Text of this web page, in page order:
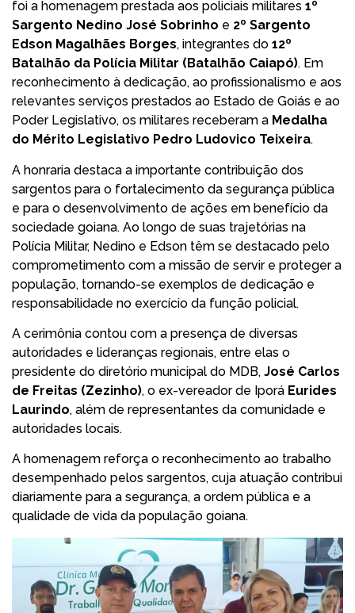
foi a homenagem prestada aos policiais militares 1º
Sargento Nedino José Sobrinho e 2º Sargento
Edson Magalhães Borges, integrantes do 12º
Batalhão da Polícia Militar (Batalhão Caiapó). Em
reconhecimento à dedicação, ao profissionalismo e aos
relevantes serviços prestados ao Estado de Goiás e ao
Poder Legislativo, os militares receberam a Medalha
do Mérito Legislativo Pedro Ludovico Teixeira.
A honraria destaca a importante contribuição dos
sargentos para o fortalecimento da segurança pública
e para o desenvolvimento de ações em benefício da
sociedade goiana. Ao longo de suas trajetórias na
Polícia Militar, Nedino e Edson têm se destacado pelo
comprometimento com a missão de servir e proteger a
população, tornando-se exemplos de dedicação e
responsabilidade no exercício da função policial.
A cerimônia contou com a presença de diversas
autoridades e lideranças regionais, entre elas o
presidente do diretório municipal do MDB, José Carlos
de Freitas (Zezinho), o ex-vereador de Iporá Eurides
Laurindo, além de representantes da comunidade e
autoridades locais.
A homenagem reforça o reconhecimento ao trabalho
desempenhado pelos sargentos, cuja atuação contribui
diariamente para a segurança, a ordem pública e a
qualidade de vida da população goiana.